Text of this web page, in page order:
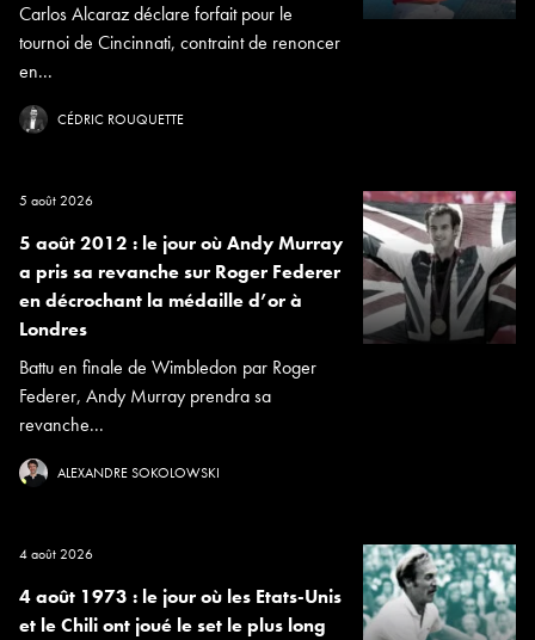
Carlos Alcaraz déclare forfait pour le
tournoi de Cincinnati, contraint de renoncer
en...
CÉDRIC ROUQUETTE
5 août 2026
5 août 2012 : le jour où Andy Murray
a pris sa revanche sur Roger Federer
en décrochant la médaille d’or à
Londres
Battu en finale de Wimbledon par Roger
Federer, Andy Murray prendra sa
revanche...
ALEXANDRE SOKOLOWSKI
4 août 2026
4 août 1973 : le jour où les Etats-Unis
et le Chili ont joué le set le plus long